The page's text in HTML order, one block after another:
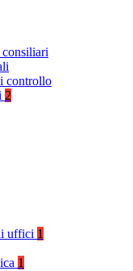
controllo
2
uffici 1
1